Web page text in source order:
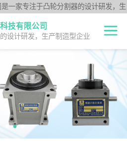
一家专注于凸轮分割器的设计研发，生
为客户提供各种高品质的数控转台第四
列、法兰中空型DFH系列、平台桌面型
技术优势，可按照客户要求，提供非标
技有限公司
设计研发，生产制造型企业